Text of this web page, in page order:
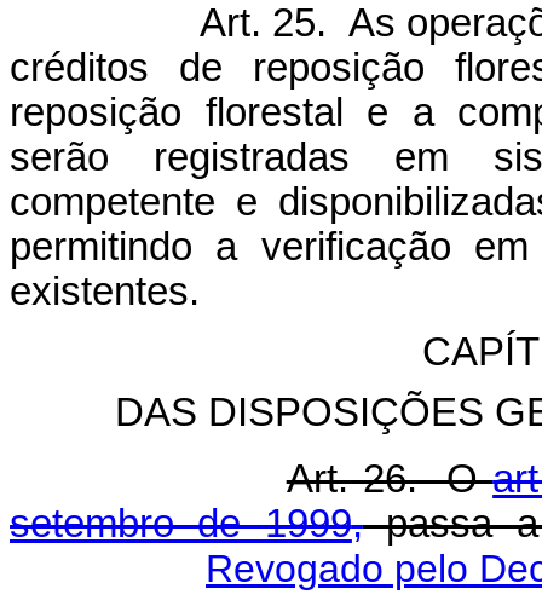
Art. 25. As
créditos de reposição
reposição florestal e a
serão registradas em
competente e
permitindo a verificação
existentes.
DAS DISPOSIÇÕES
Art. 26. O
setembro de 1999,passa a
Revogado pelo